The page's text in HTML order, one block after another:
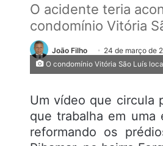
O acidente teria
condomínio Vitória
João Filho 24 de março de
O condomínio Vitória São Luís
Um vídeo que circula
que trabalha em uma
reformando os